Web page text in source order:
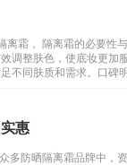
离霜， 隔离霜的必要性
调整肤色，使底妆更加
不同肤质和需求。口
惠
多防晒隔离霜品牌中，